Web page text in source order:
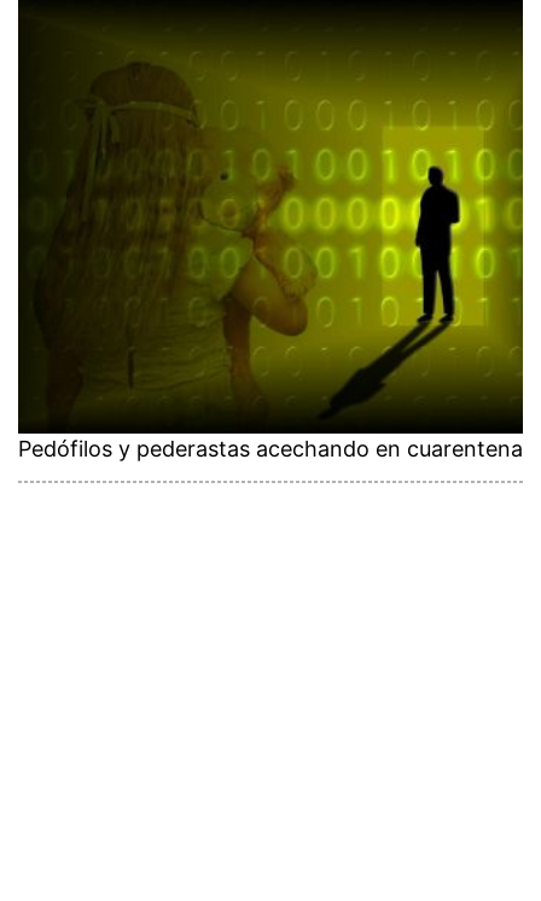
Pedófilos y pederastas acechando en cuarentena